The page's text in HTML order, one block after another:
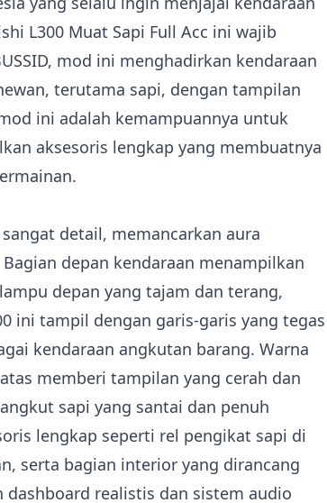
L300 Muat Sapi Full Acc ini wajib
mod ini menghadirkan kendaraan
terutama sapi, dengan tampilan
ini adalah kemampuannya untuk
aksesoris lengkap yang membuatnya
detail, memancarkan aura
depan kendaraan menampilkan
depan yang tajam dan terang,
ini tampil dengan garis-garis yang tegas
kendaraan angkutan barang. Warna
memberi tampilan yang cerah dan
sapi yang santai dan penuh
lengkap seperti rel pengikat sapi di
serta bagian interior yang dirancang
realistis dan sistem audio